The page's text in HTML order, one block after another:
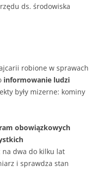
ds. środowiska
robione w sprawach
informowanie ludzi
były mizerne: kominy
obowiązkowych
na dwa do kilku lat
i sprawdza stan